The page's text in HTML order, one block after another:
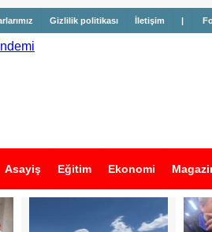
Gizlilik politikası İletişim |
Asayiş Eğitim Ekonomi